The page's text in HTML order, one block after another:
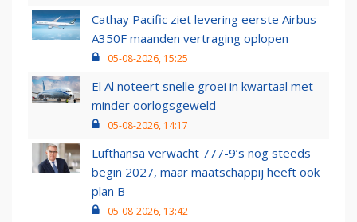
Cathay Pacific ziet levering eerste Airbus
A350F maanden vertraging oplopen
05-08-2026, 15:25
El Al noteert snelle groei in kwartaal met
minder oorlogsgeweld
05-08-2026, 14:17
Lufthansa verwacht 777-9’s nog steeds
begin 2027, maar maatschappij heeft ook
plan B
05-08-2026, 13:42